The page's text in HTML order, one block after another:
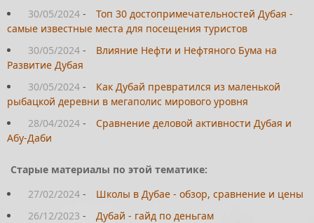
30/05/2024 -
Топ 30 достопримечательностей Дубая -
самые известные места для посещения туристов
30/05/2024 -
Влияние Нефти и Нефтяного Бума на
Развитие Дубая
30/05/2024 -
Как Дубай превратился из маленькой
рыбацкой деревни в мегаполис мирового уровня
28/04/2024 -
Сравнение деловой активности Дубая и
Абу-Даби
Старые материалы по этой тематике:
27/02/2024 -
Школы в Дубае - обзор, сравнение и цены
26/12/2023 -
Дубай - гайд по деньгам